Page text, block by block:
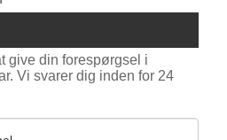
give din forespørgsel i
Vi svarer dig inden for 24